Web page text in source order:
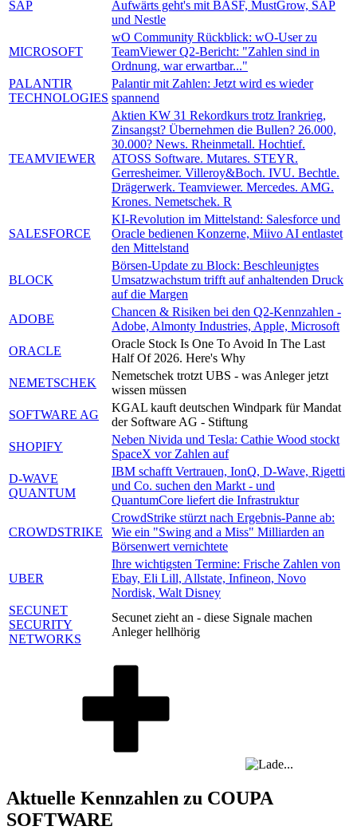
SAP
Aufwärts geht's mit BASF, MustGrow, SAP
und Nestle
MICROSOFT
wO Community Rückblick: wO-User zu
TeamViewer Q2-Bericht: "Zahlen sind in
Ordnung, war erwartbar..."
PALANTIR
TECHNOLOGIES
Palantir mit Zahlen: Jetzt wird es wieder
spannend
TEAMVIEWER
Aktien KW 31 Rekordkurs trotz Irankrieg,
Zinsangst? Übernehmen die Bullen? 26.000,
30.000? News. Rheinmetall. Hochtief.
ATOSS Software. Mutares. STEYR.
Gerresheimer. Villeroy&Boch. IVU. Bechtle.
Drägerwerk. Teamviewer. Mercedes. AMG.
Krones. Nemetschek. R
SALESFORCE
KI-Revolution im Mittelstand: Salesforce und
Oracle bedienen Konzerne, Miivo AI entlastet
den Mittelstand
BLOCK
Börsen-Update zu Block: Beschleunigtes
Umsatzwachstum trifft auf anhaltenden Druck
auf die Margen
ADOBE
Chancen & Risiken bei den Q2-Kennzahlen -
Adobe, Almonty Industries, Apple, Microsoft
ORACLE
Oracle Stock Is One To Avoid In The Last
Half Of 2026. Here's Why
NEMETSCHEK
Nemetschek trotzt UBS - was Anleger jetzt
wissen müssen
SOFTWARE AG
KGAL kauft deutschen Windpark für Mandat
der Software AG - Stiftung
SHOPIFY
Neben Nivida und Tesla: Cathie Wood stockt
SpaceX vor Zahlen auf
D-WAVE
QUANTUM
IBM schafft Vertrauen, IonQ, D-Wave, Rigetti
und Co. suchen den Markt - und
QuantumCore liefert die Infrastruktur
CROWDSTRIKE
CrowdStrike stürzt nach Ergebnis-Panne ab:
Wie ein "Swing and a Miss" Milliarden an
Börsenwert vernichtete
UBER
Ihre wichtigsten Termine: Frische Zahlen von
Ebay, Eli Lill, Allstate, Infineon, Novo
Nordisk, Walt Disney
SECUNET
SECURITY
NETWORKS
Secunet zieht an - diese Signale machen
Anleger hellhörig
Aktuelle Kennzahlen zu COUPA
SOFTWARE